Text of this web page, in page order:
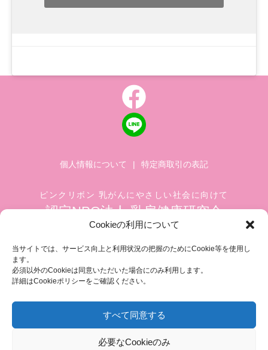
Cookieの利用について
当サイトでは、サービス向上と利用状況の把握のためにCookie等を使用し
ます。
必須以外のCookieは同意いただいた場合にのみ利用します。
詳細はCookieポリシーをご確認ください。
すべて同意する
必要なCookieのみ
個人情報について | 特定商取引の表記
ピンクリボン 乳がんにやさしい社会に向けて
認定NPO法人 乳房健康研究会
築地ホワイトビル 1002
FAX.03-3545-6545
info@breastcare.jp
COPYRIGHT (C) 2019 JAPAN SOCIETY OF BREAST HEALTH, ALL RIGHT RESERVED